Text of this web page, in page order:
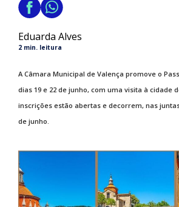
Eduarda Alves
2 min. leitura
A Câmara Municipal de Valença promove o
dias 19 e 22 de junho, com uma visita à cidade
inscrições estão abertas e decorrem, nas
de junho.